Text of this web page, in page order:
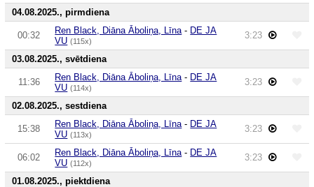
04.08.2025., pirmdiena
00:32 Ren Black, Diāna Āboliņa, Līna - DE JA
VU (115x)
3:23
03.08.2025., svētdiena
11:36 Ren Black, Diāna Āboliņa, Līna - DE JA
VU (114x)
3:23
02.08.2025., sestdiena
15:38 Ren Black, Diāna Āboliņa, Līna - DE JA
VU (113x)
3:23
06:02 Ren Black, Diāna Āboliņa, Līna - DE JA
VU (112x)
3:23
01.08.2025., piektdiena